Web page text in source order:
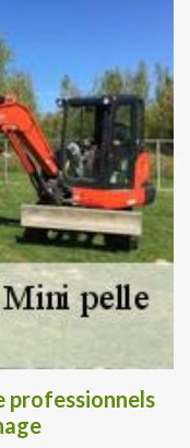
professionnels